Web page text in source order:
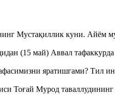
Мустақиллик куни.
(15 май) Аввал
яратишгами? Тил
Тоғай Мурод